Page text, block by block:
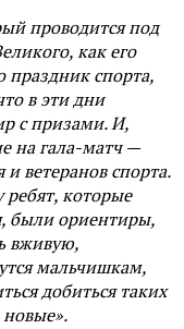
проводится под
как его
спорта,
в эти дни
с призами. И,
на гала-матч —
ветеранов спорта.
которые
были ориентиры,
вживую,
мальчишкам,
добиться таких